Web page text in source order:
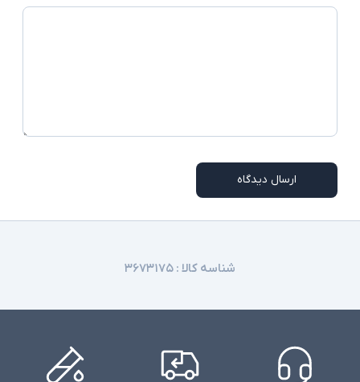
نور پس زمینه کیبورد - اسکنر اثر انگشت - دوربین
ارسال دیدگاه
شناسه کالا : ۳۶۷۳۱۷۵